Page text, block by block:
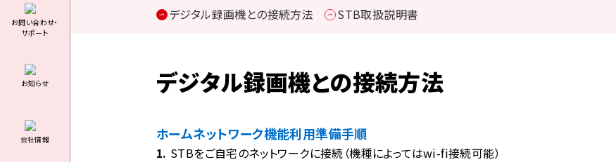
お問い合わせ・
サポート
お知らせ
会社情報
デジタル録画機との接続方法
STB取扱説明書
デジタル録画機との接続方法
ホームネットワーク機能利用準備手順
STBをご自宅のネットワークに接続（機種によってはwi-fi接続可能）